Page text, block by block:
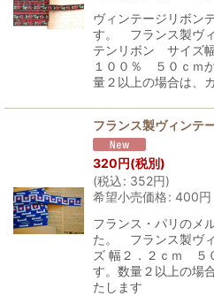
ヴィンテージリボン
す。 フランス製ヴ
テンリボン サイズ
１００％ ５０ｃｍ
量２以上の場合は、
フランス製ヴィンテ
320円(税別)
(税込: 352円)
希望小売価格: 400円
フランス・パリのメ
た。 フランス製
ズ 幅２．２ｃｍ ５
す。数量２以上の場
たします